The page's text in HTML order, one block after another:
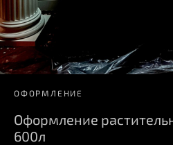
ОФОРМЛЕНИЕ
Оформление
600л